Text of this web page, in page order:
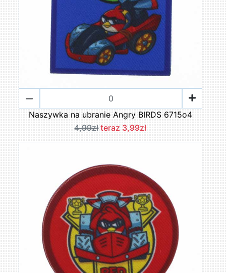
Naszywka na ubranie Angry BIRDS 6715o4
4,99zł teraz 3,99zł